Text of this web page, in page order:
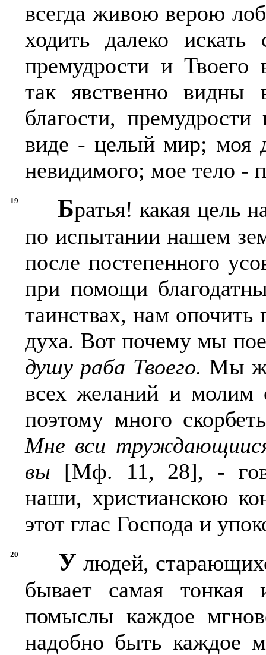
всегда живою верою
ходить далеко искать
премудрости и Твоего
так явственно
благости,
виде - целый мир; моя
невидимого; мое тело -
19 Братья! какая цель
по испытании нашем
после постепенного
при помощи
таинствах, нам
духа. Вот почему мы
душу раба Твоего. Мы
всех желаний и молим
поэтому много
Мне вси
вы [Мф. 11, 28], -
наши, христианскою
этот глас Господа и
20 У людей,
бывает самая тонкая
помыслы каждое
надобно быть каждое